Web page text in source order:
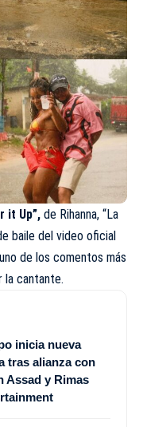
it Up”, de Rihanna, “La
baile del video oficial
de los comentos más
cantante.
inicia nueva
tras alianza con
Assad y Rimas